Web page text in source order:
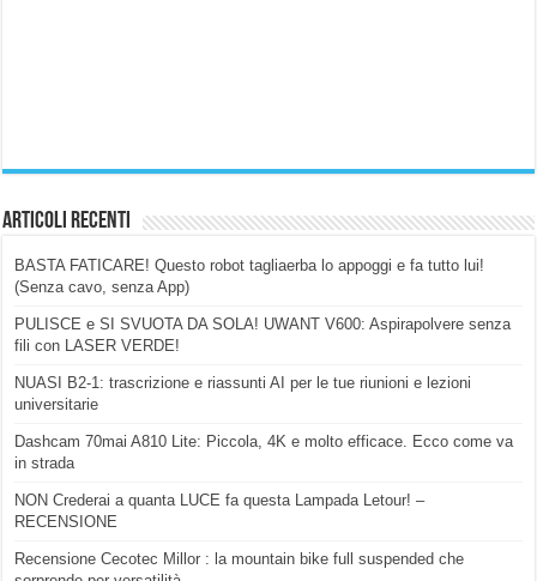
Articoli Recenti
BASTA FATICARE! Questo robot tagliaerba lo appoggi e fa tutto lui!
(Senza cavo, senza App)
PULISCE e SI SVUOTA DA SOLA! UWANT V600: Aspirapolvere senza
fili con LASER VERDE!
NUASI B2-1: trascrizione e riassunti AI per le tue riunioni e lezioni
universitarie
Dashcam 70mai A810 Lite: Piccola, 4K e molto efficace. Ecco come va
in strada
NON Crederai a quanta LUCE fa questa Lampada Letour! –
RECENSIONE
Recensione Cecotec Millor : la mountain bike full suspended che